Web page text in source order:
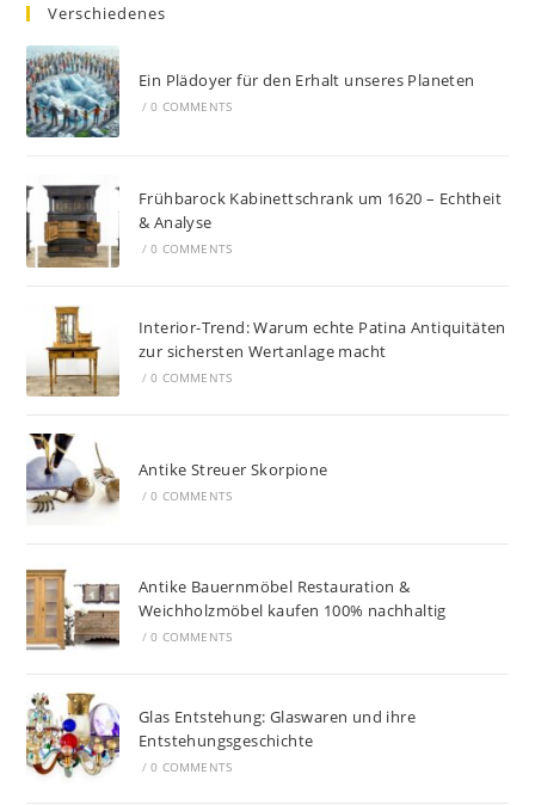
Verschiedenes
Ein Plädoyer für den Erhalt unseres Planeten
/ 0 COMMENTS
Frühbarock Kabinettschrank um 1620 – Echtheit
& Analyse
/ 0 COMMENTS
Interior-Trend: Warum echte Patina Antiquitäten
zur sichersten Wertanlage macht
/ 0 COMMENTS
Antike Streuer Skorpione
/ 0 COMMENTS
Antike Bauernmöbel Restauration &
Weichholzmöbel kaufen 100% nachhaltig
/ 0 COMMENTS
Glas Entstehung: Glaswaren und ihre
Entstehungsgeschichte
/ 0 COMMENTS